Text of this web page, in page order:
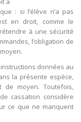
: si l’élève n’a pas
en droit, comme le
à une sécurité
l’obligation de
données au
la présente espèce,
de moyen. Toutefois,
cassation considère
ce que ne manquent